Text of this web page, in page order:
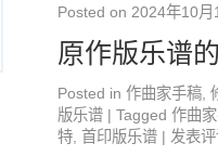
Posted on 2024年10月
原作版乐谱
Posted in 作曲家手稿
版乐谱 | Tagged 作曲
特 首印版乐谱 | 发表